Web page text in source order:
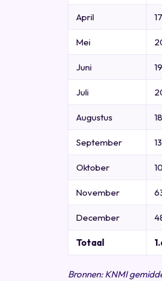
April
Mei
Juni
Juli
Augustus
September
Oktober
November
December
Totaal
Bronnen: KNMI